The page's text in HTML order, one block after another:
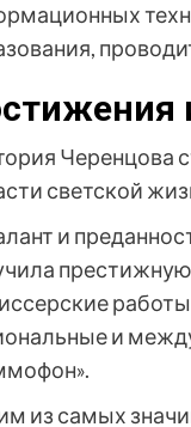
Черенцова
светской
и
и
из самых